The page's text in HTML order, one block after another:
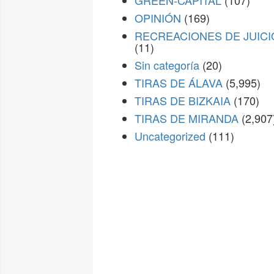
OPINIÓN (169)
RECREACIONES DE
(11)
Sin categoría (20)
TIRAS DE ÁLAVA (5,995)
TIRAS DE BIZKAIA (170)
TIRAS DE MIRANDA
Uncategorized (111)